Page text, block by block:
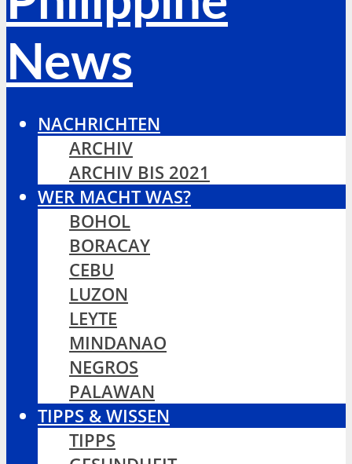
NACHRICHTEN
ARCHIV
ARCHIV BIS 2021
WER MACHT WAS?
BOHOL
BORACAY
CEBU
LUZON
LEYTE
MINDANAO
NEGROS
PALAWAN
TIPPS & WISSEN
TIPPS